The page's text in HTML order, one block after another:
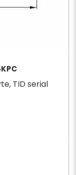
TID serial